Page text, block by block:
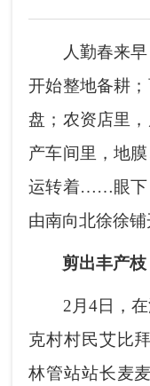
人勤春来早
开始整地备耕
盘；农资店里
产车间里，地
运转着……眼下
由南向北徐徐铺
剪出丰产枝
2月4日，在
克村村民艾比
林管站站长麦